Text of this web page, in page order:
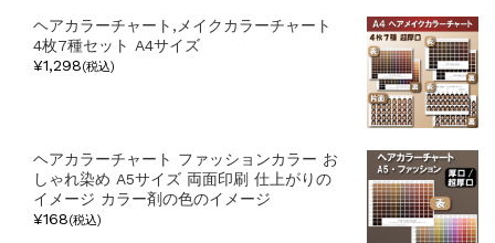
ヘアカラーチャート,メイクカラーチャート
4枚7種セット A4サイズ
¥1,298(税込)
ヘアカラーチャート ファッションカラー お
しゃれ染め A5サイズ 両面印刷 仕上がりの
イメージ カラー剤の色のイメージ
¥168(税込)